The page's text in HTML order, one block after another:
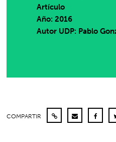
Artículo
Año: 2016
Autor UDP: Pablo
COMPARTIR